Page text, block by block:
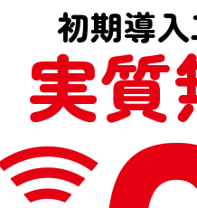
初期導
実